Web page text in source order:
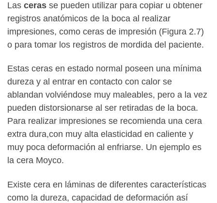
Las ceras se pueden utilizar para copiar u obtener
registros anatómicos de la boca al realizar
impresiones, como ceras de impresión (Figura 2.7)
o para tomar los registros de mordida del paciente.
Estas ceras en estado normal poseen una mínima
dureza y al entrar en contacto con calor se
ablandan volviéndose muy maleables, pero a la vez
pueden distorsionarse al ser retiradas de la boca.
Para realizar impresiones se recomienda una cera
extra dura,con muy alta elasticidad en caliente y
muy poca deformación al enfriarse. Un ejemplo es
la cera Moyco.
Existe cera en láminas de diferentes características
como la dureza, capacidad de deformación así